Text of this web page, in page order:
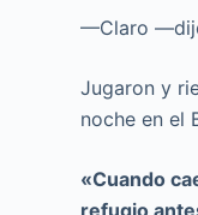
—Claro
Jugaron y
noche en el
«Cuando
refugio